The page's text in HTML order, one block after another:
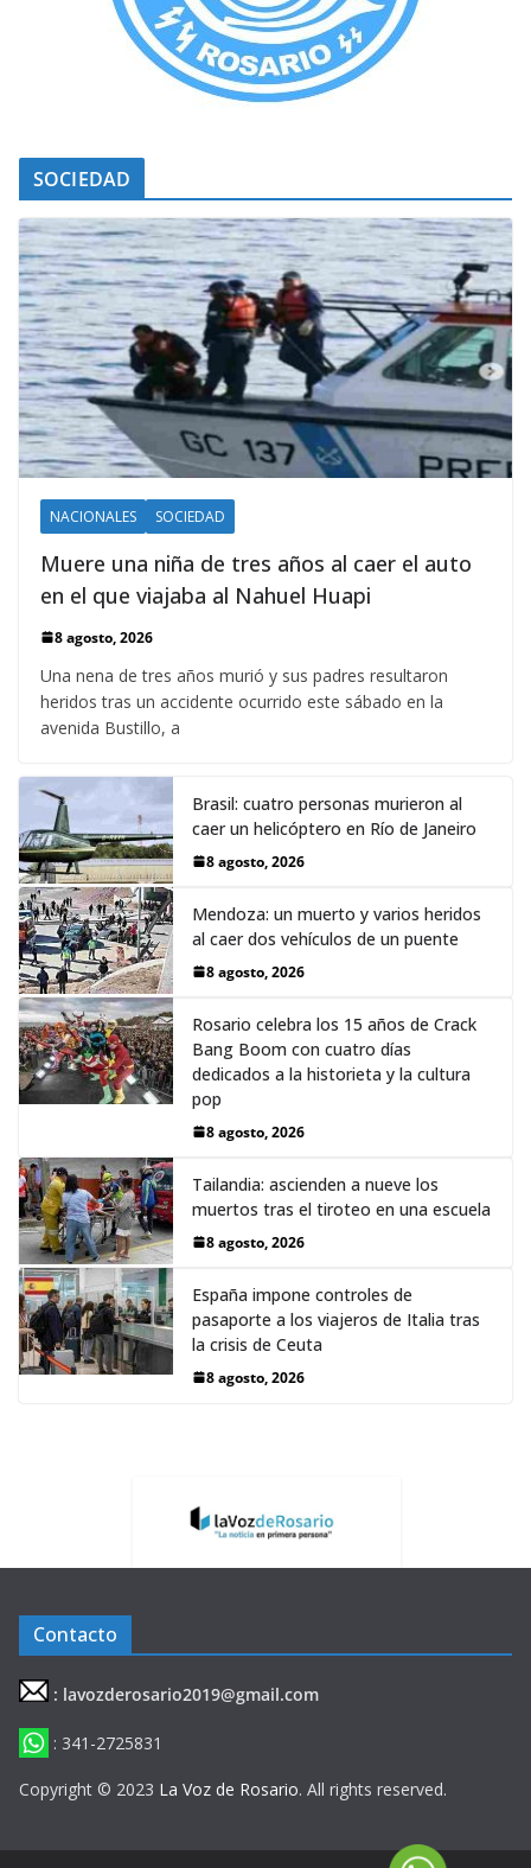
SOCIEDAD
NACIONALES SOCIEDAD
Muere una niña de tres años al caer el auto
en el que viajaba al Nahuel Huapi
8 agosto, 2026
Una nena de tres años murió y sus padres resultaron
heridos tras un accidente ocurrido este sábado en la
avenida Bustillo, a
Brasil: cuatro personas murieron al
caer un helicóptero en Río de Janeiro
8 agosto, 2026
Mendoza: un muerto y varios heridos
al caer dos vehículos de un puente
8 agosto, 2026
Rosario celebra los 15 años de Crack
Bang Boom con cuatro días
dedicados a la historieta y la cultura
pop
8 agosto, 2026
Tailandia: ascienden a nueve los
muertos tras el tiroteo en una escuela
8 agosto, 2026
España impone controles de
pasaporte a los viajeros de Italia tras
la crisis de Ceuta
8 agosto, 2026
Contacto
: lavozderosario2019@gmail.com
: 341-2725831
Copyright © 2023 La Voz de Rosario. All rights reserved.